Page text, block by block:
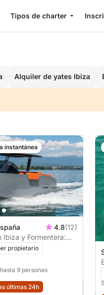
Tipos de charter
Alquiler de yates Ibiza
4.8(12)
Ibiza y Formentera:
propietario
9 personas
últimas 24h
instantánea